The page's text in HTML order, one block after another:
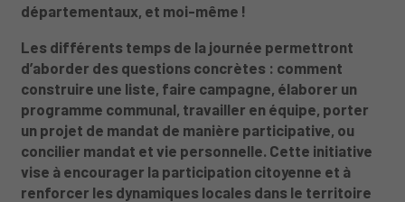
départementaux, et moi-même !
Les différents temps de la journée permettront
d’aborder des questions concrètes : comment
construire une liste, faire campagne, élaborer un
programme communal, travailler en équipe, porter
un projet de mandat de manière participative, ou
concilier mandat et vie personnelle. Cette initiative
vise à encourager la participation citoyenne et à
renforcer les dynamiques locales dans le territoire